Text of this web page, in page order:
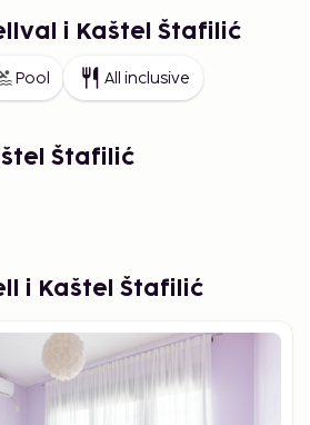
i Kaštel Štafilić
Pool All inclusive
Štafilić
i Kaštel Štafilić